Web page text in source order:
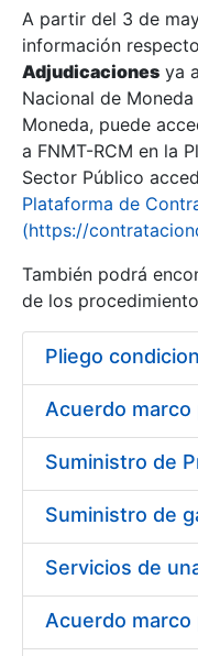
Show/Hide
Show/Hide
Show/Hide
A partir del 3 de
información
Adjudicaciones ya
Nacional de
Moneda, puede
a FNMT-RCM en la
Sector Público
Plataforma de
(https://
También podrá
de los